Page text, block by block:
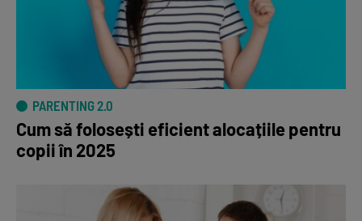
PARENTING 2.0
Cum să folosești eficient alocațiile pentru
copii în 2025